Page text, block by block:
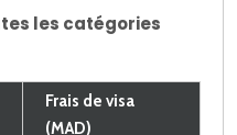
les catégories
Frais de visa
(MAD)